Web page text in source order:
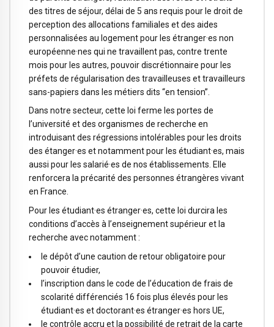
des titres de séjour, délai de 5 ans requis pour le droit de
perception des allocations familiales et des aides
personnalisées au logement pour les étranger·es non
européenne·nes qui ne travaillent pas, contre trente
mois pour les autres, pouvoir discrétionnaire pour les
préfets de régularisation des travailleuses et travailleurs
sans-papiers dans les métiers dits “en tension”.
Dans notre secteur, cette loi ferme les portes de
l’université et des organismes de recherche en
introduisant des régressions intolérables pour les droits
des étanger·es et notamment pour les étudiant·es, mais
aussi pour les salarié·es de nos établissements. Elle
renforcera la précarité des personnes étrangères vivant
en France.
Pour les étudiant·es étranger·es, cette loi durcira les
conditions d’accès à l’enseignement supérieur et la
recherche avec notamment :
le dépôt d’une caution de retour obligatoire pour
pouvoir étudier,
l’inscription dans le code de l’éducation de frais de
scolarité différenciés 16 fois plus élevés pour les
étudiant·es et doctorant·es étranger·es hors UE,
le contrôle accru et la possibilité de retrait de la carte